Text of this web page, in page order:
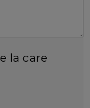
la care